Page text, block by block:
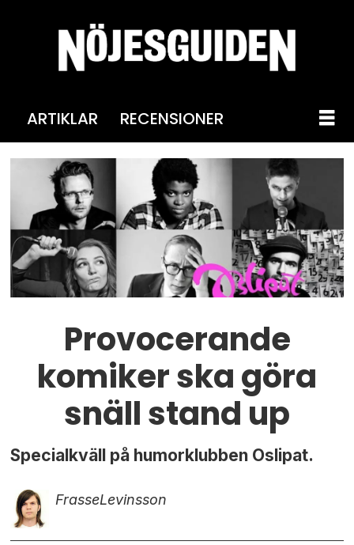
ARTIKLAR RECENSIONER
Provocerande
komiker ska göra
snäll stand up
Specialkväll på humorklubben Oslipat.
FrasseLevinsson